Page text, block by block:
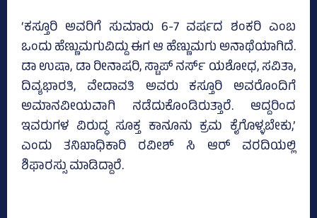
‘ಕಸ್ತೂರಿ ಅವರಿಗೆ ಸುಮಾರು 6-7 ವರ್ಷದ ಶಂಕರಿ ಎಂಬ
ಒಂದು ಹೆಣ್ಣುಮಗುವಿದ್ದು ಈಗ ಆ ಹೆಣ್ಣುಮಗು ಅನಾಥೆಯಾಗಿದೆ.
ಡಾ ಉಷಾ, ಡಾ ರೀನಾಷರಿ, ಸ್ಟಾಪ್‌ ನರ್ಸ್‌ ಯಶೋಧ, ಸವಿತಾ,
ದಿವ್ಯಭಾರತಿ, ವೇದಾವತಿ ಅವರು ಕಸ್ತೂರಿ ಅವರೊಂದಿಗೆ
ಅಮಾನವೀಯವಾಗಿ ನಡೆದುಕೊಂಡಿರುತ್ತಾರೆ. ಆದ್ದರಿಂದ
ಇವರುಗಳ ವಿರುದ್ಧ ಸೂಕ್ತ ಕಾನೂನು ಕ್ರಮ ಕೈಗೊಳ್ಳಬೇಕು,’
ಎಂದು ತನಿಖಾಧಿಕಾರಿ ರವೀಶ್‌ ಸಿ ಆರ್‌ ವರದಿಯಲ್ಲಿ
ಶಿಫಾರಸ್ಸು ಮಾಡಿದ್ದಾರೆ.